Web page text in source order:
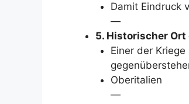
Damit Eindruck
—
5. Historischer Ort
Einer der
Oberitalien
—